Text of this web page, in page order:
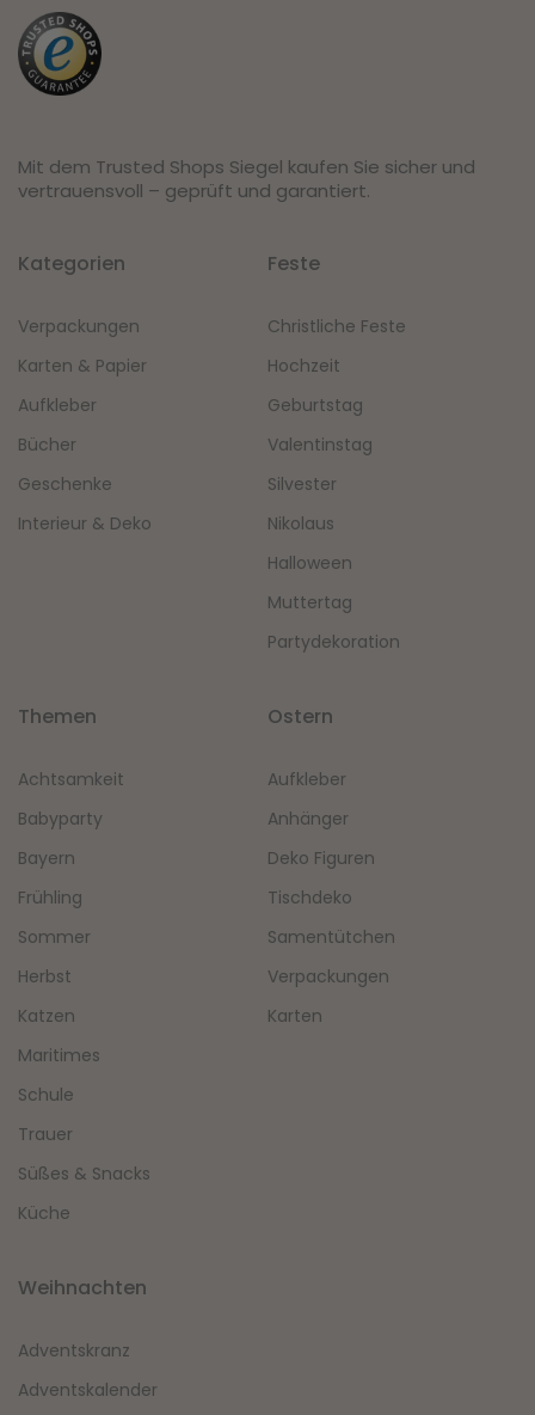
Mit dem Trusted Shops Siegel kaufen Sie sicher und
vertrauensvoll – geprüft und garantiert.
Kategorien
Verpackungen
Karten & Papier
Aufkleber
Bücher
Geschenke
Interieur & Deko
Feste
Christliche Feste
Hochzeit
Geburtstag
Valentinstag
Silvester
Nikolaus
Halloween
Muttertag
Partydekoration
Themen
Achtsamkeit
Babyparty
Bayern
Frühling
Sommer
Herbst
Katzen
Maritimes
Schule
Trauer
Süßes & Snacks
Küche
Ostern
Aufkleber
Anhänger
Deko Figuren
Tischdeko
Samentütchen
Verpackungen
Karten
Weihnachten
Adventskranz
Adventskalender